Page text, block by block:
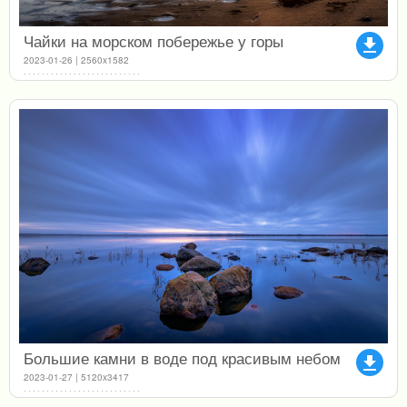
file_download
Чайки на морском побережье у горы
2023-01-26 | 2560x1582
file_download
Большие камни в воде под красивым небом
2023-01-27 | 5120x3417